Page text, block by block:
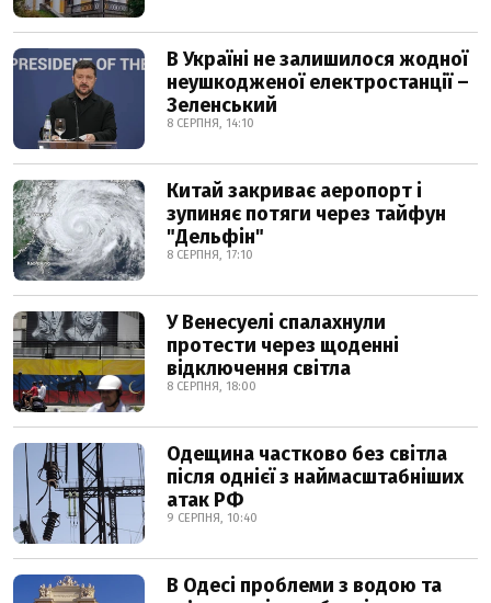
В Україні не залишилося жодної
неушкодженої електростанції –
Зеленський
8 СЕРПНЯ, 14:10
Китай закриває аеропорт і
зупиняє потяги через тайфун
"Дельфін"
8 СЕРПНЯ, 17:10
У Венесуелі спалахнули
протести через щоденні
відключення світла
8 СЕРПНЯ, 18:00
Одещина частково без світла
після однієї з наймасштабніших
атак РФ
9 СЕРПНЯ, 10:40
В Одесі проблеми з водою та